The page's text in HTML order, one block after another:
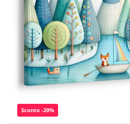
Sconto -20%